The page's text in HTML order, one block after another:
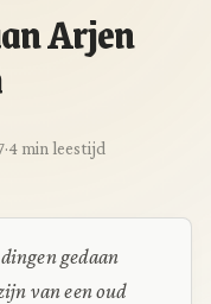
Arjen
·4 min leestijd
gedaan
van een oud